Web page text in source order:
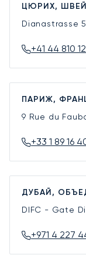
ЦЮРИХ,
Dianastrasse 5
+41 44 810
ПАРИЖ,
9 Rue du
+33 1 89 16
ДУБАЙ,
DIFC - Gate
+971 4 227